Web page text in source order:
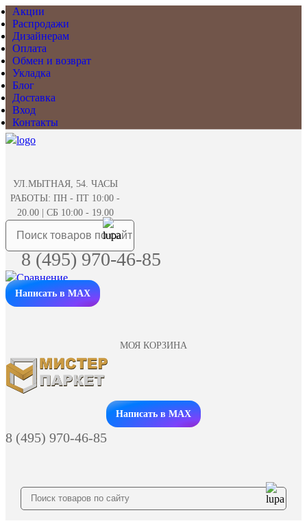
Акции
Распродажи
Дизайнерам
Оплата
Обмен и возврат
Укладка
Блог
Доставка
Вход
Контакты
УЛ.МЫТНАЯ, 54. ЧАСЫ
РАБОТЫ: ПН - ПТ 10:00 -
20.00 | СБ 10:00 - 19.00
8 (495) 970-46-85
Написать в MAX
МОЯ КОРЗИНА
Заказать звонок
Написать в MAX
8 (495) 970-46-85